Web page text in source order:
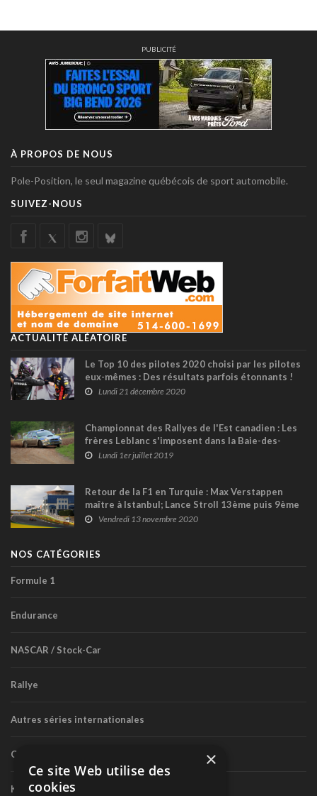
PUBLICITÉ
À PROPOS DE NOUS
Pole-Position, le seul magazine québécois de sport automobile.
SUIVEZ-NOUS
ACTUALITÉ ALÉATOIRE
Le Top 10 des pilotes 2020 choisi par les pilotes
eux-mêmes : Des résultats parfois étonnants !
Lundi 21 décembre 2020
Championnat des Rallyes de l'Est canadien : Les
frères Leblanc s'imposent dans la Baie-des-
Chaleurs !
Lundi 1er juillet 2019
Retour de la F1 en Turquie : Max Verstappen
maître à Istanbul; Lance Stroll 13ème puis 9ème
aux premiers essais
Vendredi 13 novembre 2020
NOS CATÉGORIES
Formule 1
Endurance
NASCAR / Stock-Car
Rallye
Autres séries internationales
Circuit routier canadien
Karting
×
Ce site Web utilise des
cookies